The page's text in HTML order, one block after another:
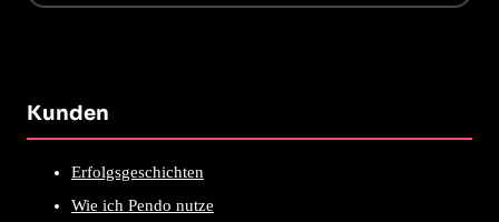
Kunden
Erfolgsgeschichten
Wie ich Pendo nutze